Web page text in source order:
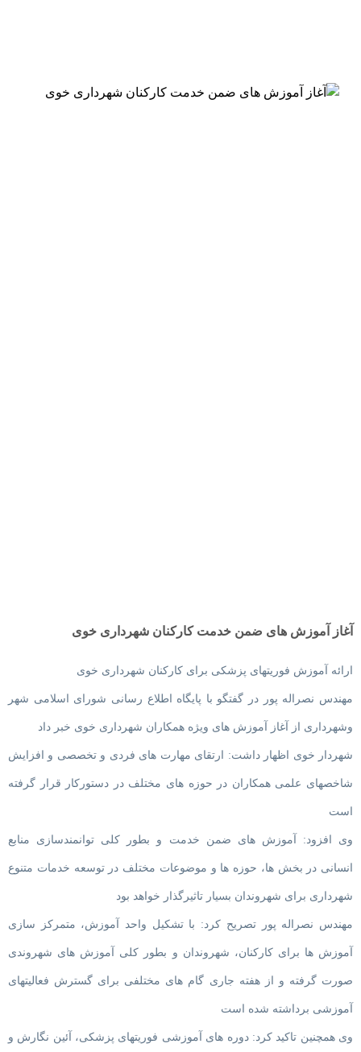
آغاز آموزش های ضمن خدمت کارکنان شهرداری خوی
ارائه آموزش فوریتهای پزشکی برای کارکنان شهرداری خوی
مهندس نصراله پور در گفتگو با پایگاه اطلاع رسانی شورای اسلامی شهر
وشهرداری از آغاز آموزش های ویژه همکاران شهرداری خوی خبر داد
شهردار خوی اظهار داشت: ارتقای مهارت های فردی و تخصصی و افزایش
شاخصهای علمی همکاران در حوزه های مختلف در دستورکار قرار گرفته
است
وی افزود: آموزش های ضمن خدمت و بطور کلی توانمندسازی منابع
انسانی در بخش ها، حوزه ها و موضوعات مختلف در توسعه خدمات متنوع
شهرداری برای شهروندان بسیار تاثیرگذار خواهد بود
مهندس نصراله پور تصریح کرد: با تشکیل واحد آموزش، متمرکز سازی
آموزش ها برای کارکنان، شهروندان و بطور کلی آموزش های شهروندی
صورت گرفته و از هفته جاری گام های مختلفی برای گسترش فعالیتهای
آموزشی برداشته شده است
وی همچنین تاکید کرد: دوره های آموزشی فوریتهای پزشکی، آئین نگارش و